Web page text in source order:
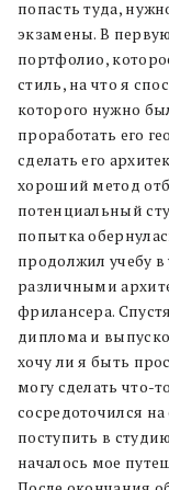
попасть туда,
экзамены. В
портфолио,
стиль, на что я
которого нужно
проработать его
сделать его
хороший метод
потенциальный
попытка
продолжил учебу в
различными
фрилансера.
диплома и
хочу ли я быть
могу сделать что-
сосредоточился
поступить в
началось мое